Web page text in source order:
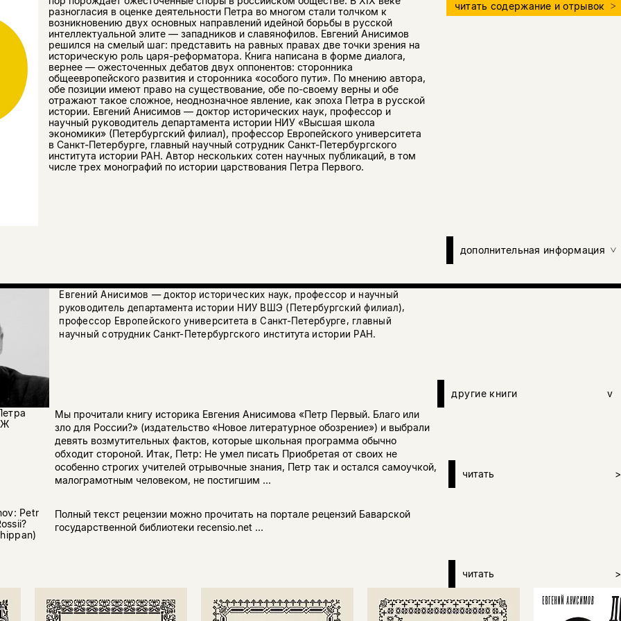
разногласия в оценке деятельности Петра во многом стали толчком к
возникновению двух основных направлений идейной борьбы в русской
интеллектуальной элите — западников и славянофилов. Евгений Анисимов
решился на смелый шаг: представить на равных правах две точки зрения на
историческую роль царя-реформатора. Книга написана в форме диалога,
вернее — ожесточенных дебатов двух оппонентов: сторонника
общеевропейского развития и сторонника «особого пути». По мнению автора,
обе позиции имеют право на существование, обе по-своему верны и обе
отражают такое сложное, неоднозначное явление, как эпоха Петра в русской
истории. Евгений Анисимов — доктор исторических наук, профессор и
научный руководитель департамента истории НИУ «Высшая школа
экономики» (Петербургский филиал), профессор Европейского университета
в Санкт-Петербурге, главный научный сотрудник Санкт-Петербургского
института истории РАН. Автор нескольких сотен научных публикаций, в том
числе трех монографий по истории царствования Петра Первого.
читать содержание и отрывок
дополнительная информация
Евгений Анисимов — доктор исторических наук, профессор и научный
руководитель департамента истории НИУ ВШЭ (Петербургский филиал),
профессор Европейского университета в Санкт-Петербурге, главный
научный сотрудник Санкт-Петербургского института истории РАН.
другие книги
v
Мы прочитали книгу историка Евгения Анисимова «Петр Первый. Благо или
зло для России?» (издательство «Новое литературное обозрение») и выбрали
девять возмутительных фактов, которые школьная программа обычно
обходит стороной. Итак, Петр: Не умел писать Приобретая от своих не
особенно строгих учителей отрывочные знания, Петр так и остался самоучкой,
малограмотным человеком, не постигшим ...
читать >
Petr
Полный текст рецензии можно прочитать на портале рецензий Баварской
государственной библиотеки recensio.net ...
читать >